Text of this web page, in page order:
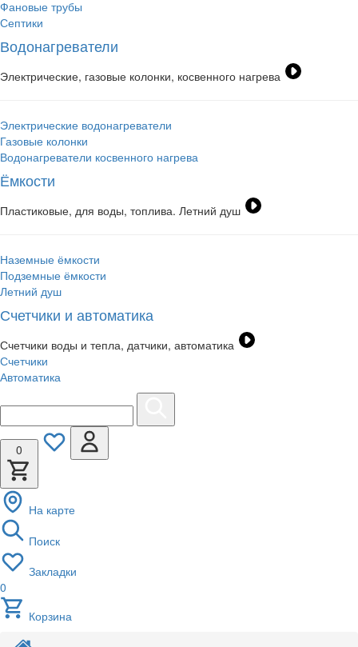
Фановые трубы
Септики
Водонагреватели
Электрические, газовые колонки, косвенного нагрева
Электрические водонагреватели
Газовые колонки
Водонагреватели косвенного нагрева
Ёмкости
Пластиковые, для воды, топлива. Летний душ
Наземные ёмкости
Подземные ёмкости
Летний душ
Счетчики и автоматика
Счетчики воды и тепла, датчики, автоматика
Счетчики
Автоматика
0
На карте
Поиск
Закладки
0
Корзина